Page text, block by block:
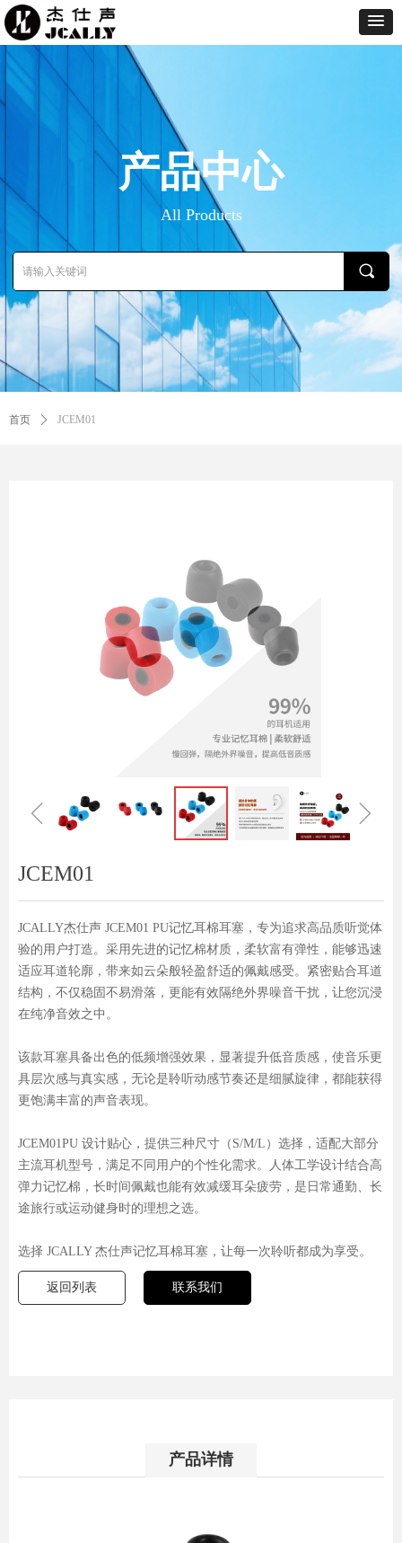
ꁆ ꁇ
JCEM01
JCALLY杰仕声 JCEM01 PU记忆耳棉耳塞，专为追求高品质听觉体
验的用户打造。采用先进的记忆棉材质，柔软富有弹性，能够迅速
适应耳道轮廓，带来如云朵般轻盈舒适的佩戴感受。紧密贴合耳道
结构，不仅稳固不易滑落，更能有效隔绝外界噪音干扰，让您沉浸
在纯净音效之中。
该款耳塞具备出色的低频增强效果，显著提升低音质感，使音乐更
具层次感与真实感，无论是聆听动感节奏还是细腻旋律，都能获得
更饱满丰富的声音表现。
JCEM01PU 设计贴心，提供三种尺寸（S/M/L）选择，适配大部分
主流耳机型号，满足不同用户的个性化需求。人体工学设计结合高
弹力记忆棉，长时间佩戴也能有效减缓耳朵疲劳，是日常通勤、长
途旅行或运动健身时的理想之选。
选择 JCALLY 杰仕声记忆耳棉耳塞，让每一次聆听都成为享受。
返回列表 联系我们
产品详情
首页 ꄲ JCEM01
产品中心
All Products
끠